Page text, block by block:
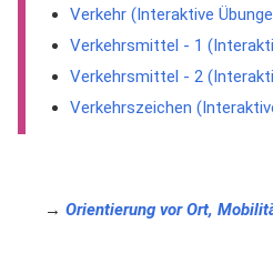
Verkehr (Interaktive
Verkehrsmittel - 1
Verkehrsmittel - 2
Verkehrszeichen
→ Orientierung vor Ort,